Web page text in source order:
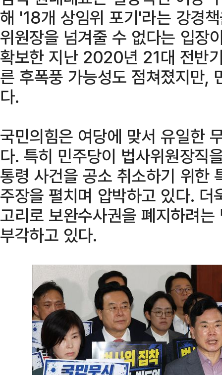
해 '18개 상임위 포기'라는 강경
위원장을 넘겨줄 수 없다는 입장
확보한 지난 2020년 21대 전반
른 후폭풍 가능성도 점쳐졌지만,
다.
국민의힘은 여당에 맞서 유일한
다. 특히 민주당이 법사위원장직
통령 사건을 공소 취소하기 위한
주장을 펼치며 압박하고 있다.
고리로 보완수사권을 폐지하려
부각하고 있다.